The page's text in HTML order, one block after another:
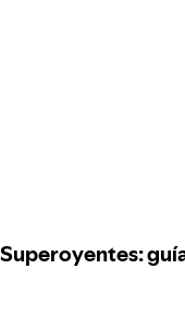
Superoyentes: